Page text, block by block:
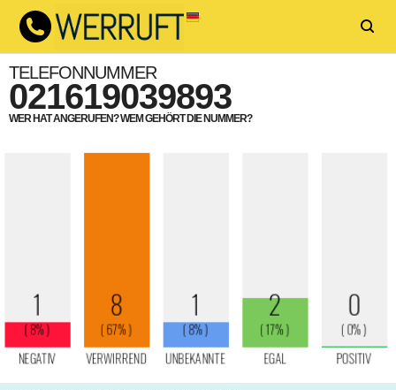
TELEFONNUMMER
021619039893
WER HAT ANGERUFEN? WEM GEHÖRT DIE NUMMER?